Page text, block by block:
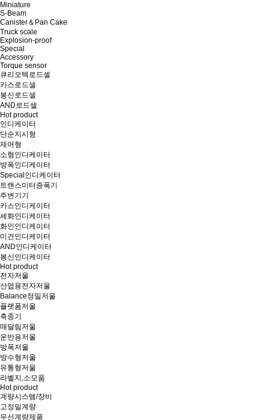
Miniature
S-Beam
Canister＆Pan Cake
Truck scale
Explosion-proof
Special
Accessory
Torque sensor
큐리오텍로드셀
카스로드셀
봉신로드셀
AND로드셀
Hot product
인디케이터
단순지시형
제어형
소형인디케이터
방폭인디케이터
Special인디케이터
트랜스미터증폭기
주변기기
카스인디케이터
세화인디케이터
화인인디케이터
미건인디케이터
AND인디케이터
봉신인디케이터
Hot product
전자저울
산업용전자저울
Balance정밀저울
플랫폼저울
축중기
매달림저울
운반용저울
방폭저울
방수형저울
유통형저울
라벨지,소모품
Hot product
계량시스템/장비
고정밀계량
무선계량제품